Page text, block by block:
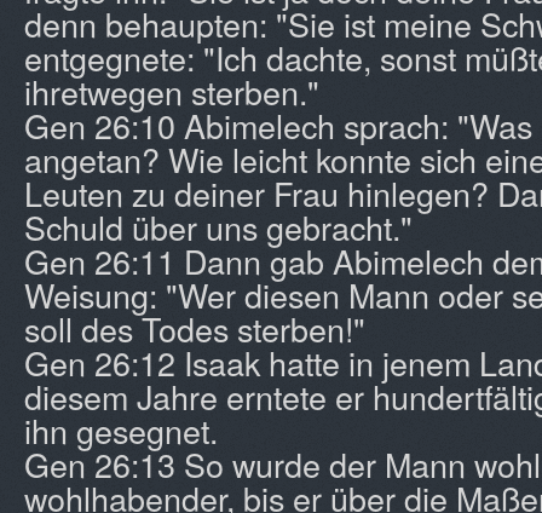
denn behaupten: "Sie ist meine
entgegnete: "Ich dachte, sonst
ihretwegen sterben."
Gen 26:10 Abimelech sprach:
angetan? Wie leicht konnte sich
Leuten zu deiner Frau hinlegen?
Schuld über uns gebracht."
Gen 26:11 Dann gab Abimelech
Weisung: "Wer diesen Mann oder
soll des Todes sterben!"
Gen 26:12 Isaak hatte in jenem
diesem Jahre erntete er
ihn gesegnet.
Gen 26:13 So wurde der Mann
wohlhabender, bis er über die